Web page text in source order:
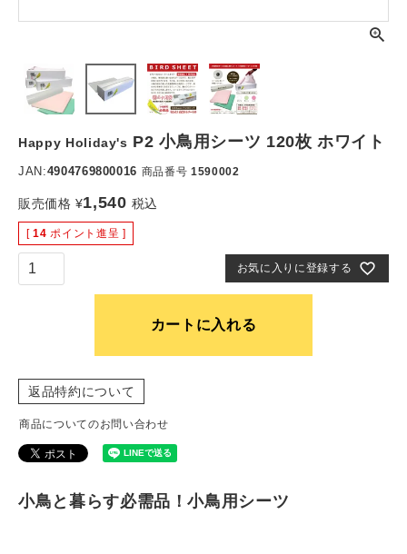
Happy Holiday's P2 小鳥用シーツ 120枚 ホワイト
JAN:4904769800016 商品番号 1590002
販売価格 ¥1,540 税込
[ 14 ポイント進呈 ]
お気に入りに登録する
カートに入れる
返品特約について
商品についてのお問い合わせ
小鳥と暮らす必需品！小鳥用シーツ